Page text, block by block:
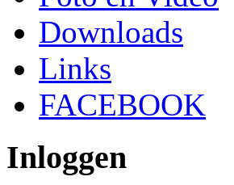
Downloads
Links
FACEBOOK
Inloggen